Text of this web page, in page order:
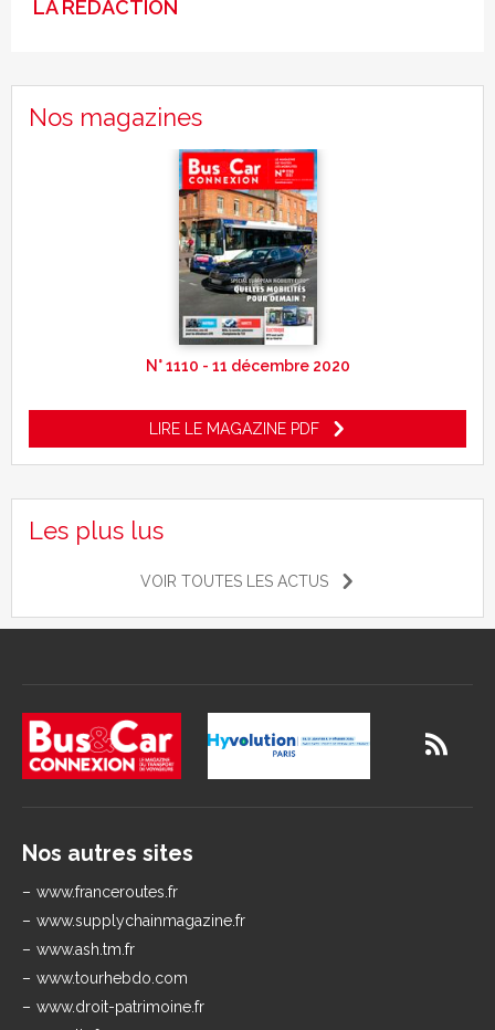
LA RÉDACTION
Nos magazines
N° 1110 - 11 décembre 2020
LIRE LE MAGAZINE PDF
Les plus lus
VOIR TOUTES LES ACTUS
Nos autres sites
www.franceroutes.fr
www.supplychainmagazine.fr
www.ash.tm.fr
www.tourhebdo.com
www.droit-patrimoine.fr